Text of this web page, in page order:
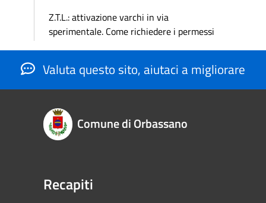
Z.T.L.: attivazione varchi in via
sperimentale. Come richiedere i permessi
Valuta questo sito, aiutaci a migliorare
Comune di Orbassano
Recapiti